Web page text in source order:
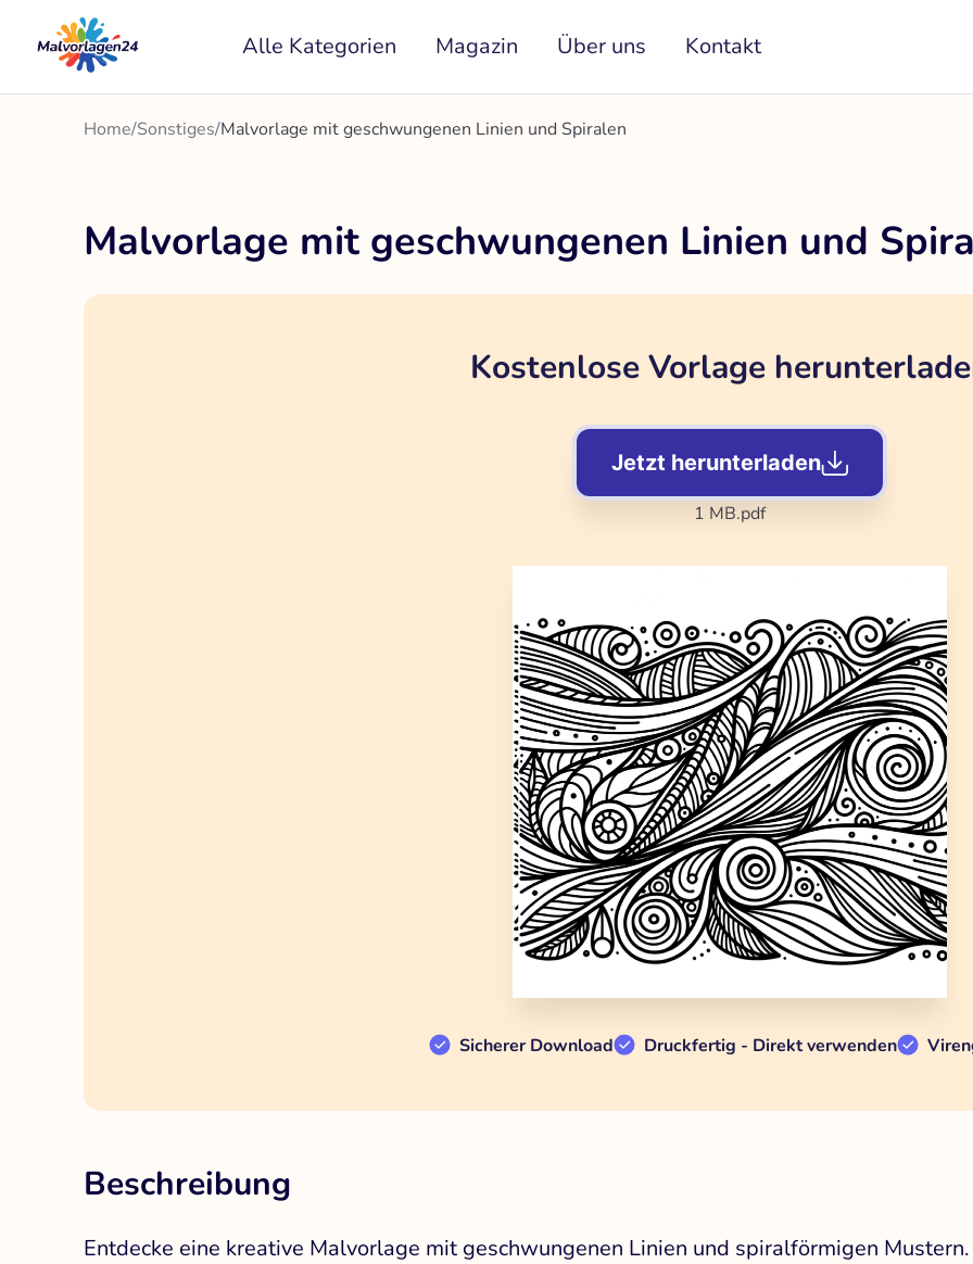
Inhalt
springen
Alle Kategorien Magazin Über uns Kontakt
Home/Sonstiges/Malvorlage mit geschwungenen Linien und Spiralen
Malvorlage mit geschwungenen Linien und
Kostenlose Vorlage
Jetzt herunterladen
1 MB.pdf
Sicherer Download Druckfertig - Direkt verwenden
Beschreibung
Entdecke eine kreative Malvorlage mit geschwungenen Linien und spiralförmigen Mustern.